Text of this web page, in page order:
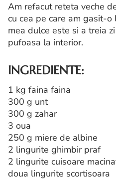
Am refacut reteta veche
cu cea pe care am gasit-o
mea dulce este si a treia
pufoasa la interior.
INGREDIENTE:
1 kg faina faina
300 g unt
300 g zahar
3 oua
250 g miere de albine
2 lingurite ghimbir praf
2 lingurite cuisoare
doua lingurite scortisoara